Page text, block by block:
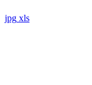
jpg xls